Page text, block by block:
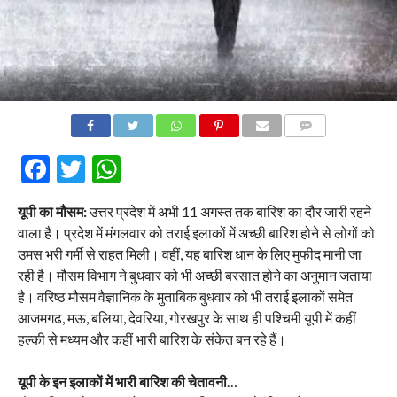
Facebook
Twitter
WhatsApp
यूपी का मौसम:उत्तर प्रदेश में अभी 11 अगस्त तक बारिश का दौर जारी रहने
वाला है। प्रदेश में मंगलवार को तराई इलाकों में अच्छी बारिश होने से लोगों को
उमस भरी गर्मी से राहत मिली। वहीं, यह बारिश धान के लिए मुफीद मानी जा
रही है। मौसम विभाग ने बुधवार को भी अच्छी बरसात होने का अनुमान जताया
है। वरिष्ठ मौसम वैज्ञानिक के मुताबिक बुधवार को भी तराई इलाकों समेत
आजमगढ, मऊ, बलिया, देवरिया, गोरखपुर के साथ ही पश्चिमी यूपी में कहीं
हल्की से मध्यम और कहीं भारी बारिश के संकेत बन रहे हैं।
यूपी केइन इलाकों में भारी बारिश की चेतावनी…